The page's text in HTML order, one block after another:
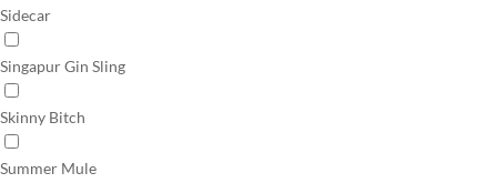
Sidecar
Singapur Gin Sling
Skinny Bitch
Summer Mule